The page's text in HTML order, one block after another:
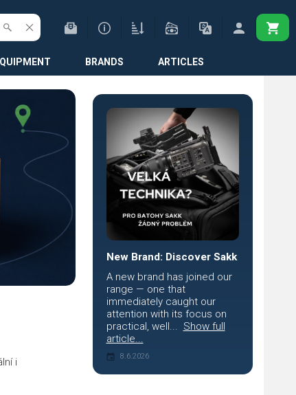
BRANDS ARTICLES
New Brand: Discover Sakk
A new brand has joined our
range — one that
immediately caught our
attention with its focus on
practical, well... Show full
article...
8.6.2026
i